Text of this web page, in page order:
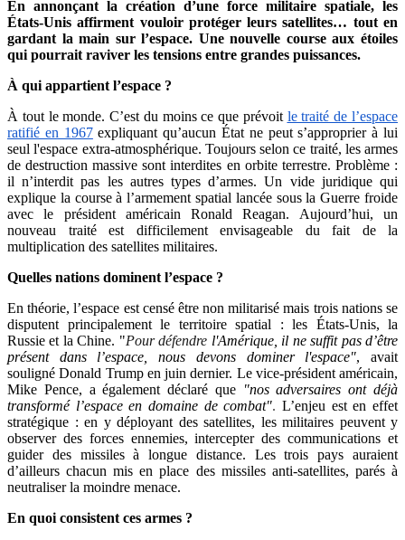
En annonçant la création d’une force militaire spatiale, les
États-Unis affirment vouloir protéger leurs satellites… tout en
gardant la main sur l’espace. Une nouvelle course aux étoiles
qui pourrait raviver les tensions entre grandes puissances.
À qui appartient l’espace ?
À tout le monde. C’est du moins ce que prévoit le traité de l’espace
ratifié en 1967expliquant qu’aucunÉtat ne peut s’approprier à lui
seul l'espace extra-atmosphérique. Toujours selon ce traité, les armes
de destruction massive sont interdites en orbite terrestre. Problème :
il n’interdit pas les autres types d’armes. Un vide juridique qui
explique la course à l’armement spatial lancée sous la Guerre froide
avec le président américain Ronald Reagan. Aujourd’hui, un
nouveau traité est difficilement envisageable du fait de la
multiplication des satellites militaires.
Quelles nations dominent l’espace ?
En théorie, l’espace est censé être non militarisé mais trois nations se
disputent principalement le territoire spatial : les États-Unis, la
Russie et la Chine. "Pour défendre l'Amérique, il ne suffit pas d’être
présent dans l’espace, nous devons dominer l'espace", avait
souligné Donald Trump en juin dernier. Le vice-président américain,
Mike Pence, a également déclaré que"nos adversaires ont déjà
transformé l’espace en domaine de combat". L’enjeu est en effet
stratégique : en y déployant des satellites, les militaires peuvent y
observer des forces ennemies, intercepter des communications et
guider des missiles à longue distance. Les trois pays auraient
d’ailleurs chacun mis en place des missiles anti-satellites, parés à
neutraliser la moindre menace.
En quoi consistent ces armes ?